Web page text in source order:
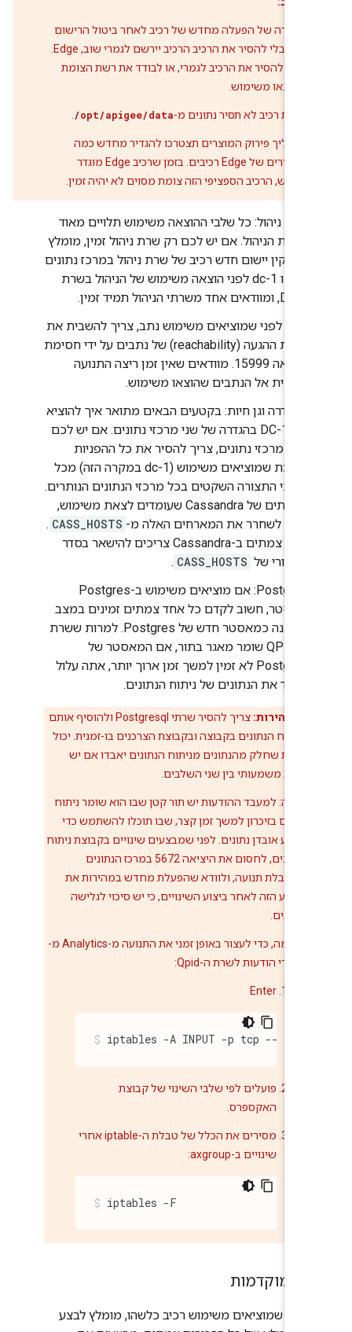
במקרה של הפעלה מחדש של רכיב לאחר ביטול הרישום
שלו, בלי להסיר את הרכיב הרכיב יירשם לגמרי שוב, Edge.
עליך להסיר את הרכיב לגמרי, או לבודד את רשת הצומת
שהוצאו משימוש.
הסרת רכיב לא תסיר נתונים מ-/opt/apigee/data
.
בתהליך פירוק המוצרים תצטרכו להגדיר מחדש כמה
מכשירים של Edge רכיבים. בזמן שרכיב Edge מוגדר
מחדש, הרכיב הספציפי הזה צומת מסוים לא יהיה זמין.
שרת ניהול: כל שלבי ההוצאה משימוש תלויים מאוד
בשרת הניהול. אם יש לכם רק שרת ניהול זמין, מומלץ
להתקין יישום חדש רכיב של שרת ניהול במרכז נתונים
שאינו dc-1 לפני הוצאה משימוש של הניהול בשרת
נתב: לפני שמוציאים משימוש נתב, צריך להשבית את
יכולת ההגעה (reachability) של נתבים על ידי חסימת
היציאה 15999. מוודאים שאין זמן ריצה התנועה
מופנית אל הנתבים שהוצאו משימוש.
קסנדרה וגן חיות: בקטעים הבאים מתואר איך להוציא
את DC-1 בהגדרה של שני מרכזי נתונים. אם יש לכם
יותר מרכזי נתונים, צריך להסיר את כל ההפניות
לצומת שמוציאים משימוש (dc-1 במקרה הזה) מכל
קובצי התצורה השקטים בכל מרכזי הנתונים הנותרים.
בצמתים של Cassandra שעומדים לצאת משימוש,
צריך לשחרר את המארחים האלה מ- CASS_HOSTS
שאר צמתים ב-Cassandra צריכים להישאר בסדר
CASS_HOSTS
Postgres: אם מוציאים משימוש ב-Postgres
מאסטר, חשוב לקדם כל אחד צמתים זמינים במצב
המתנה כמאסטר חדש של Postgres. למרות ששרת
ה-QPID שומר מאגר בתור, אם המאסטר של
Postgres לא זמין למשך זמן ארוך יותר, אתה עלול
לאבד את הנתונים של ניתוח הנתונים.
צריך להסיר שרתי Postgresql ולהוסיף אותם
לניתוח הנתונים בקבוצה ובקבוצת הצרכנים בו-זמנית. יכול
להיות שחלק מהנתונים מניתוח הנתונים יאבדו אם יש
עיכוב משמעותי בין שני השלבים.
הצעה: למעבד ההודעות יש תור קטן שבו הוא שומר ניתוח
נתונים בזיכרון למשך זמן קצר, שבו תוכלו להשתמש כדי
למנוע אובדן נתונים. לפני שמבצעים שינויים בקבוצת ניתוח
הנתונים, לחסום את היציאה 5672 במרכז הנתונים
שמקבלת תנועה, ולוודא שהפעלת מחדש במהירות את
השקע הזה לאחר ביצוע השינויים, כי יש סיכוי לגלישה
לדוגמה, כדי לעצור באופן זמני את התנועה מ-Analytics מ-
מעבדי הודעות לשרת ה-Qpid:
iptables -A INPUT -p tcp --
פועלים לפי שלבי השינוי של קבוצת
האקספרס.
מסירים את הכלל של טבלת ה-iptable אחרי
שינויים ב-axgroup:
iptables -F
מוקדמות
לפני שמוציאים משימוש רכיב כלשהו, מומלץ לבצע